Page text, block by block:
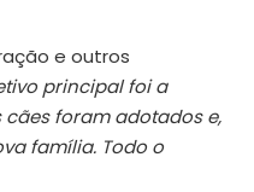
e outros
principal foi a
foram adotados e,
família. Todo o